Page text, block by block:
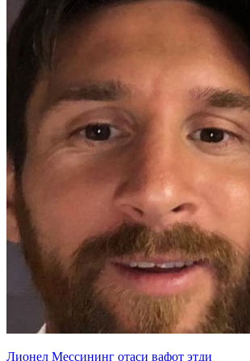
Лионел Мессининг отаси вафот этди